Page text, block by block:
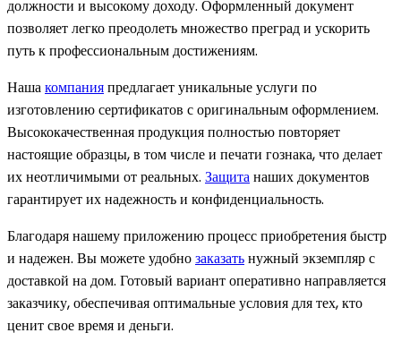
должности и высокому доходу. Оформленный документ
позволяет легко преодолеть множество преград и ускорить
путь к профессиональным достижениям.
Нашакомпанияпредлагает уникальные услуги по
изготовлению сертификатов с оригинальным оформлением.
Высококачественная продукция полностью повторяет
настоящие образцы, в том числе и печати гознака, что делает
их неотличимыми от реальных. Защитанаших документов
гарантирует их надежность и конфиденциальность.
Благодаря нашему приложению процесс приобретения быстр
и надежен. Вы можете удобнозаказатьнужный экземпляр с
доставкой на дом. Готовый вариант оперативно направляется
заказчику, обеспечивая оптимальные условия для тех, кто
ценит свое время и деньги.